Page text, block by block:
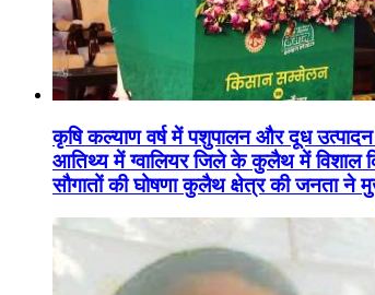
कृषि कल्याण वर्ष में पशुपालन और दूध
आतिथ्य में ग्वालियर जिले के कुलैथ में विशाल
सौगातों की घोषणा कुलैथ क्षेत्र की जनता ने